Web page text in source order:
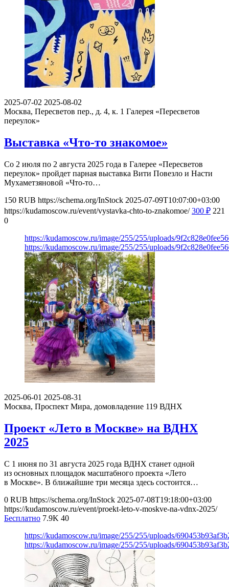
2025-07-02 2025-08-02
Москва, Пересветов пер., д. 4, к. 1 Галерея «Пересветов
переулок»
Выставка «Что-то знакомое»
Со 2 июля по 2 августа 2025 года в Галерее «Пересветов
переулок» пройдет парная выставка Вити Повезло и Насти
Мухаметзяновой «Что-то…
150 RUB https://schema.org/InStock 2025-07-09T10:07:00+03:00
https://kudamoscow.ru/event/vystavka-chto-to-znakomoe/ 300 ₽ 221
0
https://kudamoscow.ru/image/255/255/uploads/
https://kudamoscow.ru/image/255/255/uploads/
2025-06-01 2025-08-31
Москва, Проспект Мира, домовладение 119 ВДНХ
Проект «Лето в Москве» на ВДНХ
2025
С 1 июня по 31 августа 2025 года ВДНХ станет одной
из основных площадок масштабного проекта «Лето
в Москве». В ближайшие три месяца здесь состоится…
0 RUB https://schema.org/InStock 2025-07-08T19:18:00+03:00
https://kudamoscow.ru/event/proekt-leto-v-moskve-na-vdnx-2025/
Бесплатно 7.9K 40
https://kudamoscow.ru/image/255/255/uploads/
https://kudamoscow.ru/image/255/255/uploads/